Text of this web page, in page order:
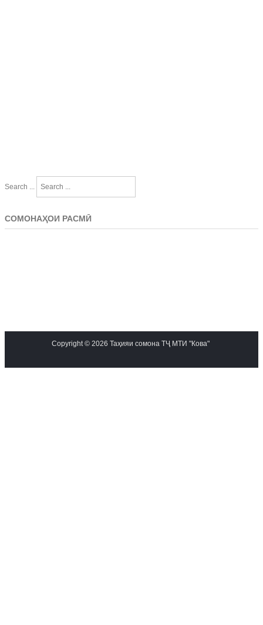
Search ...
СОМОНАҲОИ РАСМӢ
Copyright © 2026 Таҳияи сомона ТҶ МТИ "Кова"